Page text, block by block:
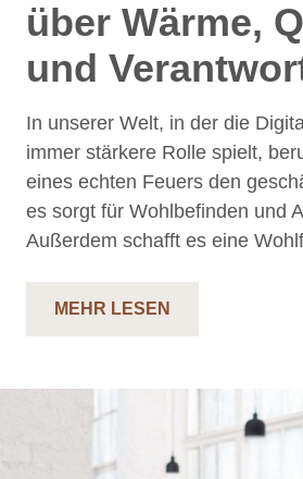
über Wärme,
und
In unserer Welt, in der die
immer stärkere Rolle spielt,
eines echten Feuers den
es sorgt für Wohlbefinden und
Außerdem schafft es eine
MEHR LESEN